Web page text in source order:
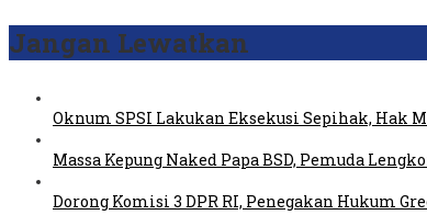
Jangan Lewatkan
Oknum SPSI Lakukan Eksekusi Sepihak, Hak
Massa Kepung Naked Papa BSD, Pemuda
Dorong Komisi 3 DPR RI, Penegakan Hukum